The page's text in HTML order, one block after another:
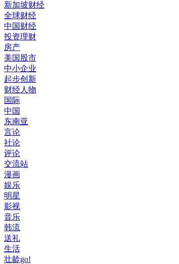
新加坡财经
全球财经
中国财经
投资理财
房产
美国股市
中小企业
起步创新
财经人物
国际
中国
东南亚
言论
社论
评论
交流站
漫画
娱乐
明星
影视
音乐
韩流
送礼
生活
壮龄go!